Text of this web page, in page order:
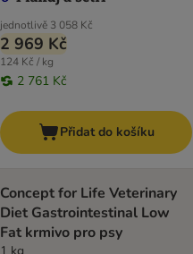
jednotlivě 3 058 Kč
2 969 Kč
124 Kč / kg
2 761 Kč
Přidat do košíku
Concept for Life Veterinary
Diet Gastrointestinal Low
Fat krmivo pro psy